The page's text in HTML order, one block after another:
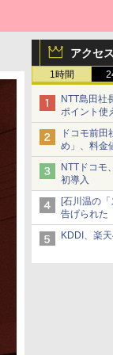
アクセ
1時間
NTT島田社
ポイント使
ドコモ前
め」、料金
NTTドコモ
初導入
[石川温の
告げられた
マップの落
KDDI、楽